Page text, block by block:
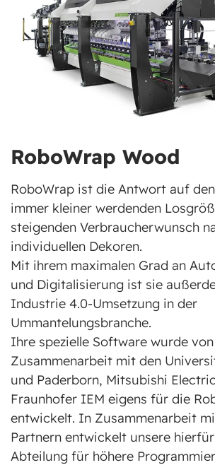
RoboWrap Wood
RoboWrap ist die Antwort auf
immer kleiner werdenden
steigenden Verbraucherwunsch
individuellen Dekoren.
Mit ihrem maximalen Grad an
und Digitalisierung ist sie
Industrie 4.0-Umsetzung in der
Ummantelungsbranche.
Ihre spezielle Software wurde
Zusammenarbeit mit den
und Paderborn, Mitsubishi
Fraunhofer IEM eigens für die
entwickelt. In Zusammenarbeit
Partnern entwickelt unsere
Abteilung für höhere